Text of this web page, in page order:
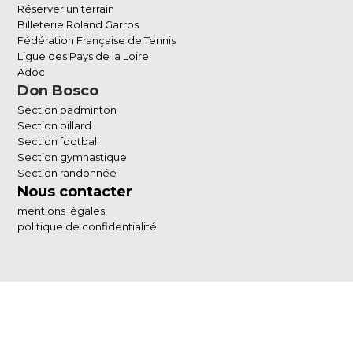
Réserver un terrain
Billeterie Roland Garros
Fédération Française de Tennis
Ligue des Pays de la Loire
Adoc
Don Bosco
Section badminton
Section billard
Section football
Section gymnastique
Section randonnée
Nous contacter
mentions légales
politique de confidentialité